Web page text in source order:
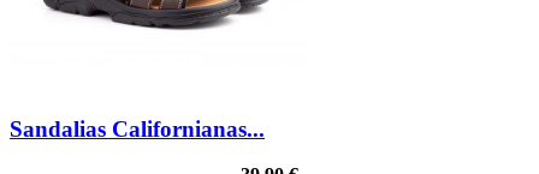
Sandalias Californianas...